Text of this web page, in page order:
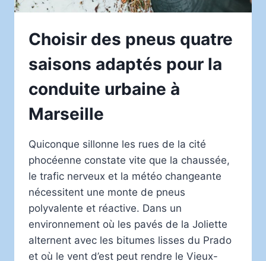
Choisir des pneus quatre
saisons adaptés pour la
conduite urbaine à
Marseille
Quiconque sillonne les rues de la cité
phocéenne constate vite que la chaussée,
le trafic nerveux et la météo changeante
nécessitent une monte de pneus
polyvalente et réactive. Dans un
environnement où les pavés de la Joliette
alternent avec les bitumes lisses du Prado
et où le vent d’est peut rendre le Vieux-